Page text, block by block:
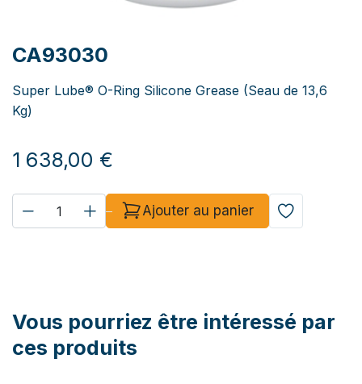
CA93030
Super Lube® O-Ring Silicone Grease (Seau de 13,6
Kg)
1 638,00 €
Ajouter au panier
Vous pourriez être intéressé par
ces produits